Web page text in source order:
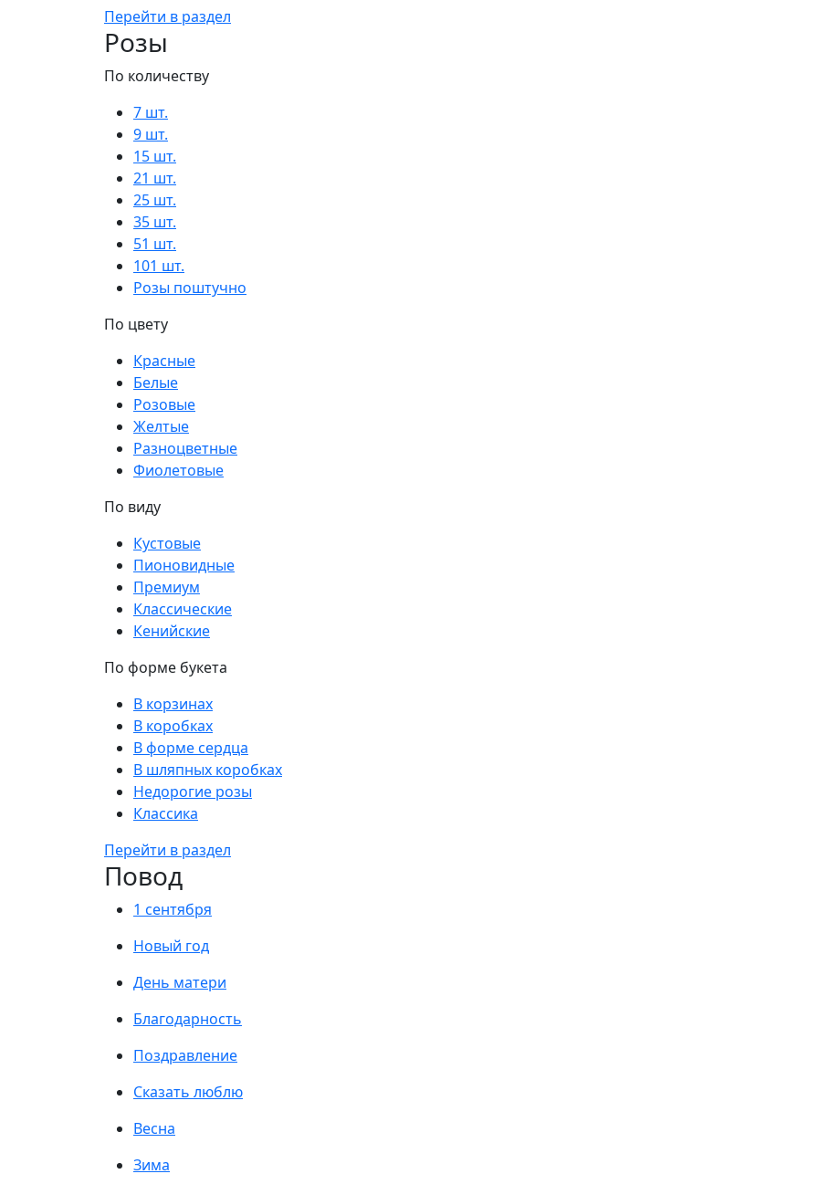
Перейти в раздел
Розы
По количеству
7 шт.
9 шт.
15 шт.
21 шт.
25 шт.
35 шт.
51 шт.
101 шт.
Розы поштучно
По цвету
Красные
Белые
Розовые
Желтые
Разноцветные
Фиолетовые
По виду
Кустовые
Пионовидные
Премиум
Классические
Кенийские
По форме букета
В корзинах
В коробках
В форме сердца
В шляпных коробках
Недорогие розы
Классика
Перейти в раздел
Повод
1 сентября
Новый год
День матери
Благодарность
Поздравление
Сказать люблю
Весна
Зима